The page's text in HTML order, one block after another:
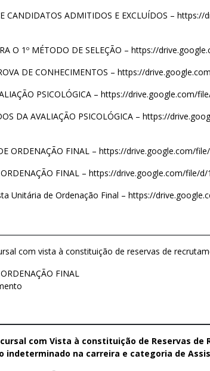
CANDIDATOS ADMITIDOS E EXCLUÍDOS – https://
O 1º MÉTODO DE SELEÇÃO – https://
DE CONHECIMENTOS – https://
PSICOLÓGICA – https://drive.google.com/
DA AVALIAÇÃO PSICOLÓGICA – https://
ORDENAÇÃO FINAL – https://drive.google.com/file/
FINAL – https://drive.google.com/file/d/
Unitária de Ordenação Final – https://
com vista à constituição de reservas de
FINAL
com Vista à constituição de Reservas
indeterminado na carreira e categoria de